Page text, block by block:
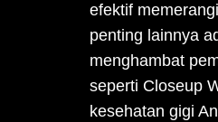
efektif
penting lainnya
menghambat
seperti Closeup
kesehatan gigi